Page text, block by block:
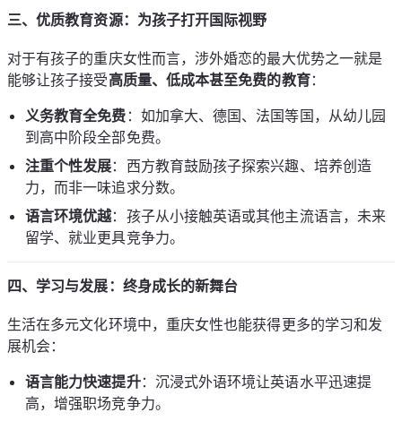
三、优质教育资源：为孩子打开国际视野
对于有孩子的重庆女性而言，涉外婚恋的最大优势之一就是
能够让孩子接受高质量、低成本甚至免费的教育：
义务教育全免费 ：如加拿大、德国、法国等国，从幼儿园
到高中阶段全部免费。
注重个性发展：西方教育鼓励孩子探索兴趣、培养创造
力，而非一味追求分数。
语言环境优越：孩子从小接触英语或其他主流语言，未来
留学、就业更具竞争力。
四、学习与发展：终身成长的新舞台
生活在多元文化环境中，重庆女性也能获得更多的学习和发
展机会：
语言能力快速提升：沉浸式外语环境让英语水平迅速提
高，增强职场竞争力。